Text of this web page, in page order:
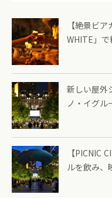
【絶景ビ
WHITE」で
新しい屋外
ノ・イグル
【PICNIC
ルを飲み、